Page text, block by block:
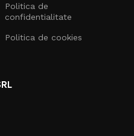
Politica de
confidentialitate
Politica de cookies